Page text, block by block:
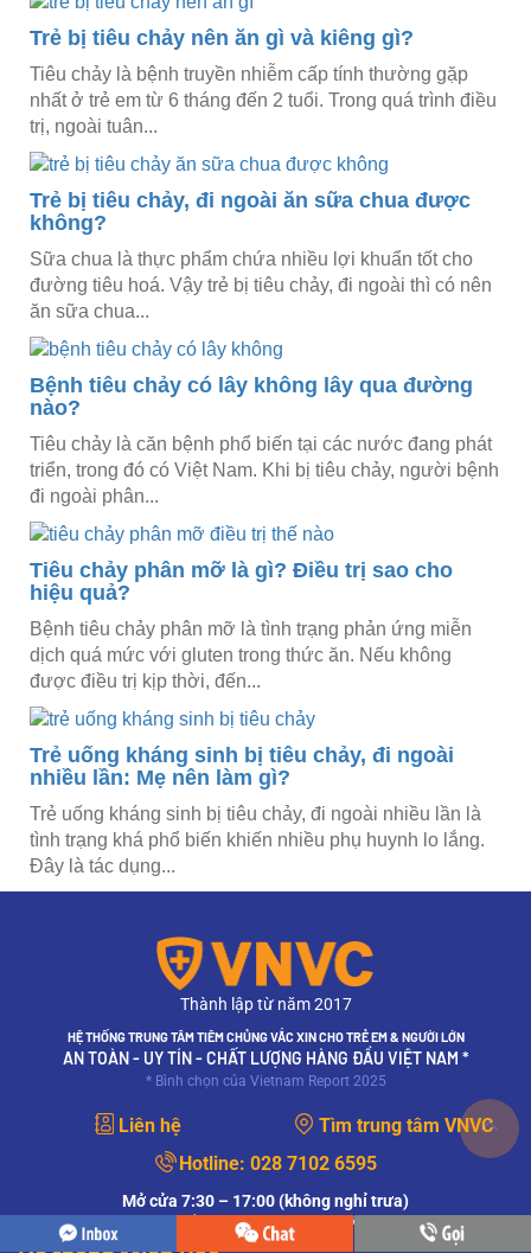
Trẻ bị tiêu chảy nên ăn gì và kiêng gì?
Tiêu chảy là bệnh truyền nhiễm cấp tính thường gặp
nhất ở trẻ em từ 6 tháng đến 2 tuổi. Trong quá trình điều
trị, ngoài tuân...
Trẻ bị tiêu chảy, đi ngoài ăn sữa chua được
không?
Sữa chua là thực phẩm chứa nhiều lợi khuẩn tốt cho
đường tiêu hoá. Vậy trẻ bị tiêu chảy, đi ngoài thì có nên
ăn sữa chua...
Bệnh tiêu chảy có lây không lây qua đường
nào?
Tiêu chảy là căn bệnh phổ biến tại các nước đang phát
triển, trong đó có Việt Nam. Khi bị tiêu chảy, người bệnh
đi ngoài phân...
Tiêu chảy phân mỡ là gì? Điều trị sao cho
hiệu quả?
Bệnh tiêu chảy phân mỡ là tình trạng phản ứng miễn
dịch quá mức với gluten trong thức ăn. Nếu không
được điều trị kịp thời, đến...
Trẻ uống kháng sinh bị tiêu chảy, đi ngoài
nhiều lần: Mẹ nên làm gì?
Trẻ uống kháng sinh bị tiêu chảy, đi ngoài nhiều lần là
tình trạng khá phổ biến khiến nhiều phụ huynh lo lắng.
Đây là tác dụng...
Thành lập từ năm 2017
HỆ THỐNG TRUNG TÂM TIÊM CHỦNG VẮC XIN CHO TRẺ EM & NGƯỜI LỚN
AN TOÀN - UY TÍN - CHẤT LƯỢNG HÀNG ĐẦU VIỆT NAM *
* Bình chọn của Vietnam Report 2025
Liên hệ
Tìm trung tâm VNVC
Hotline: 028 7102 6595
Mở cửa 7:30 – 17:00 (không nghỉ trưa)
Một số Trung tâm có giờ hoạt động riêng